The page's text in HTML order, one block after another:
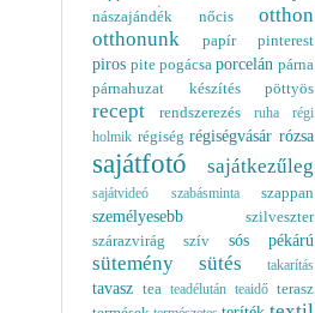
nászajándék nőcis
otthon
otthonunk
papír pinterest
piros pite pogácsa porcelán párna
párnahuzat készítés
pöttyös
recept rendszerezés ruha
régi
holmik régiség régiségvásár rózsa
sajátfotó sajátkezűleg
sajátvideó szabásminta szappan
személyesebb
szilveszter
szárazvirág
szív sós pékárú
sütemény sütés takarítás
tavasz tea teadélután teaidő terasz